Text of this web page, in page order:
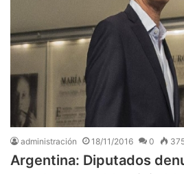
administración 18/11/2016 0
Argentina: Diputados